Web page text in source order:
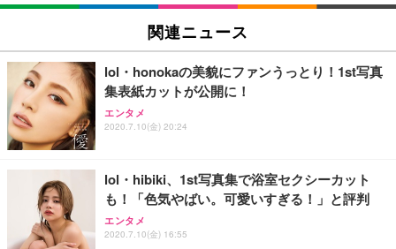
SIHOO B100 オフィスチェア／デスクチェア メッシ
ュチェア 人間工学 疲れない ブラック
￥27,999
Sezlife オフィスチェア デスクチェア 疲れない テレ
ワーク チェア 強化バックレスト 30度ロッキング機
能 人間工学 椅子 腰サポート 90度跳ね上げ式アーム
務用 おしゃれ パソコンチェア (ブラック)
Sezlife オフィスチェア デスクチェア 疲れない テレ
ワーク チェア 強化バックレスト 30度ロッキング機
能 人間工学 椅子 腰サポート 90度跳ね上げ式アーム
￥109,572
【純正品】27"ゲーミングモニター DualSense 充電
フック付き（CFI-ZDM1J）
【整備済み品】Dell E2724HS 27インチ 液晶モニタ
ー フルHD（1920×1080）VA 非光沢 HDMI/DisplayP
ort/VGA スピーカー内蔵 高さ調整 スイベル VESA対
Amazonベーシック ペットシーツ 厚型 ワイド 42枚
x2袋(84枚) ホワイト(吸収面:ライトブルー)
￥3,234
ネオ・ルーライフ ネオ・オムツ L 中型犬用 26枚入
り 単品
Smart Basic(スマートベーシック) 【Amazon.co.jp
限定】 Smart Basic アイリスオーヤマ ペットシーツ
超厚型 お徳用 ワイド 100枚入 (x 1) (ケース販売)
関連ニュース
lol・honokaの美貌にファンうっとり！1st写真
集表紙カットが公開に！
エンタメ
2020.7.10(金) 20:24
lol・hibiki、1st写真集で浴室セクシーカット
も！「色気やばい。可愛いすぎる！」と評判
エンタメ
2020.7.10(金) 16:55